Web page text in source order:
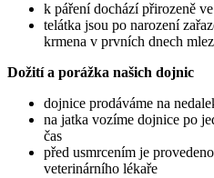
k páření dochází přirozeně
telátka jsou po narození
krmena v prvních dnech
Dožití a porážka našich dojnic
dojnice prodáváme na
na jatka vozíme dojnice po
čas
před usmrcením je
veterinárního lékaře